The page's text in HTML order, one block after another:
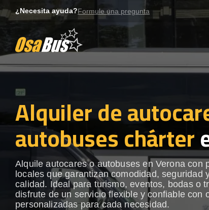
to
¿Necesita ayuda?Formule una pregunta
Alquiler de
autobuses chárter
Alquile autocares o autobuses en Verona con
locales que garantizan comodidad, seguridad
calidad. Ideal para turismo, eventos, bodas o
disfrute de un servicio flexible y confiable con
personalizadas para cada necesidad.